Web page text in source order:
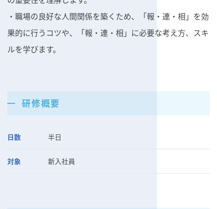
・職場の良好な人間関係を築くため、「報・連・相」を効
果的に行うコツや、「報・連・相」に必要な考え方、スキ
ルを学びます。
研修概要
日数 半日
対象 新入社員